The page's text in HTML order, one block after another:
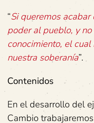
“Si queremos
poder al pueblo, y
conocimiento, el
nuestra soberanía”.
Contenidos
En el desarrollo del
Cambio